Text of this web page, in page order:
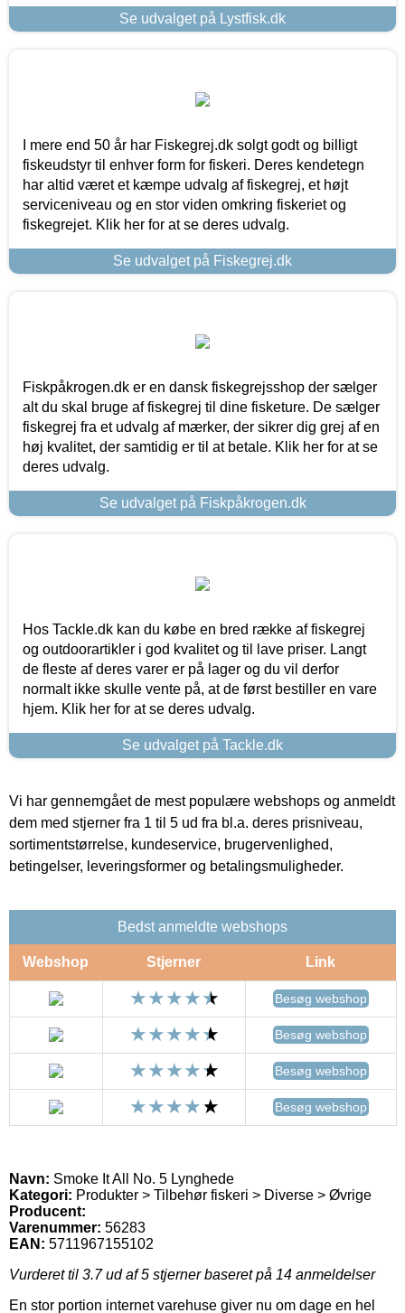
Se udvalget på Lystfisk.dk
I mere end 50 år har Fiskegrej.dk solgt godt og billigt
fiskeudstyr til enhver form for fiskeri. Deres kendetegn
har altid været et kæmpe udvalg af fiskegrej, et højt
serviceniveau og en stor viden omkring fiskeriet og
fiskegrejet. Klik her for at se deres udvalg.
Se udvalget på Fiskegrej.dk
Fiskpåkrogen.dk er en dansk fiskegrejsshop der sælger
alt du skal bruge af fiskegrej til dine fisketure. De sælger
fiskegrej fra et udvalg af mærker, der sikrer dig grej af en
høj kvalitet, der samtidig er til at betale. Klik her for at se
deres udvalg.
Se udvalget på Fiskpåkrogen.dk
Hos Tackle.dk kan du købe en bred række af fiskegrej
og outdoorartikler i god kvalitet og til lave priser. Langt
de fleste af deres varer er på lager og du vil derfor
normalt ikke skulle vente på, at de først bestiller en vare
hjem. Klik her for at se deres udvalg.
Se udvalget på Tackle.dk
Vi har gennemgået de mest populære webshops og anmeldt
dem med stjerner fra 1 til 5 ud fra bl.a. deres prisniveau,
sortimentstørrelse, kundeservice, brugervenlighed,
betingelser, leveringsformer og betalingsmuligheder.
Bedst anmeldte webshops
Webshop Stjerner Link
Besøg webshop
Besøg webshop
Besøg webshop
Besøg webshop
Navn: Smoke It All No. 5 Lynghede
Kategori: Produkter > Tilbehør fiskeri > Diverse > Øvrige
Producent:
Varenummer: 56283
EAN: 5711967155102
Vurderet til 3.7ud af 5 stjerner baseret på 14 anmeldelser
En stor portion internet varehuse giver nu om dage en hel